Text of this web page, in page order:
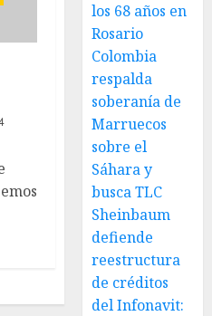
los 68 años en
Rosario
Colombia
respalda
soberanía de
Marruecos
sobre el
Sáhara y
busca TLC
Sheinbaum
defiende
reestructura
de créditos
del Infonavit: